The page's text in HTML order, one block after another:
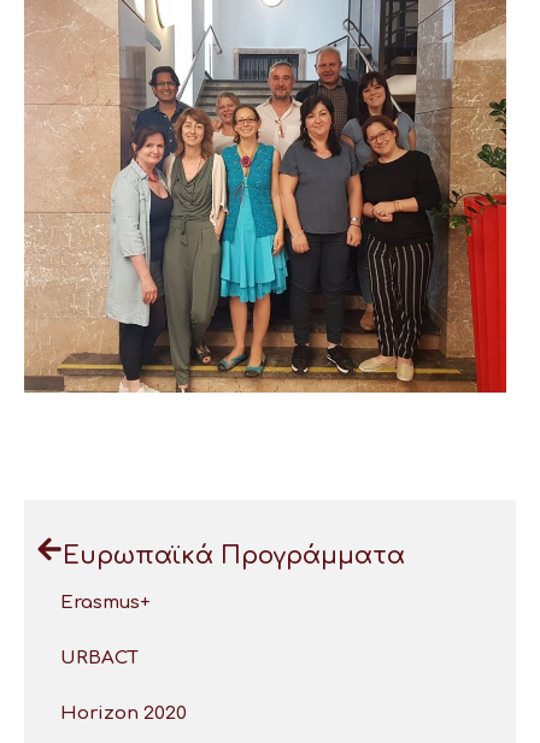
Ευρωπαϊκά Προγράμματα
Erasmus+
URBACT
Horizon 2020